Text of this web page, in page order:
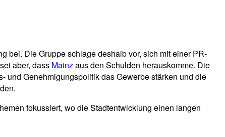
bei. Die Gruppe schlage deshalb vor, sich mit einer PR-
aber, dass Mainzaus den Schulden herauskomme. Die
und Genehmigungspolitik das Gewerbe stärken und die
fokussiert, wo die Stadtentwicklung einen langen